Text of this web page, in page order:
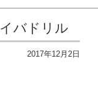
バドリル
2017年12月2日